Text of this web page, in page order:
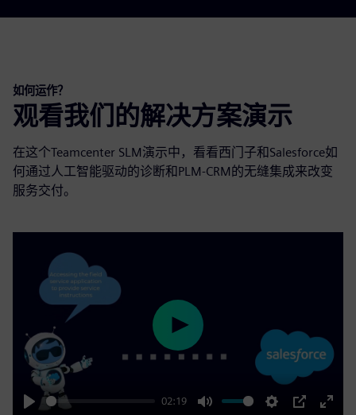
如何运作？
观看我们的解决方案演示
在这个Teamcenter SLM演示中，看看西门子和Salesforce如
何通过人工智能驱动的诊断和PLM-CRM的无缝集成来改变
服务交付。
02:19
Play